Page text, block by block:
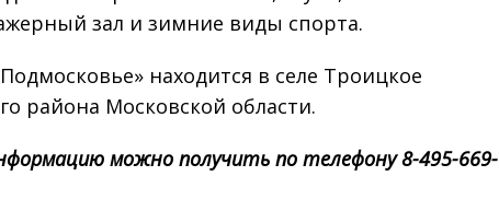
зал и зимние виды спорта.
находится в селе Троицкое
района Московской области.
можно получить по телефону 8-495-669-